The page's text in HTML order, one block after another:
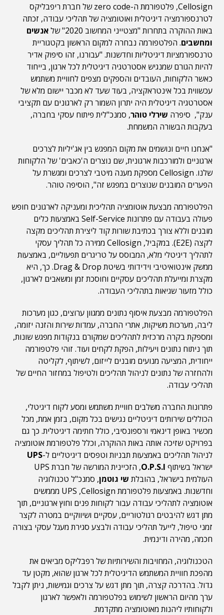
Cellosign, פלטפורמת ה-zero code של חברת ריפבליקס
לטרנספורמציה דיגיטלית ואוטומציה של תהליכי עבודה, זכתה
באות ההוקרה בתחרות "מצטייני המחשוב 2020" של
אנשים
ומחשבים. הפלטפורמה נבחרה למקום הראשון בקטגוריית
טרנספורמציות דיגיטליות וחדשנות. "עבורנו, זהו סיפוק אדיר
להיות הגורם שמנגיש אסטרטגיה דיגיטלית לכל ארגון, בייחוד
כאשר הלקוחות, העובדים והספקים מצפים לחוויית משתמש
עכשווית בכל אינטראקציה, בעוד שעד לא מכבר יישום מלא של
אסטרטגיה דיגיטלית היה יתרון השמור רק לארגונים עם תקציבי
ענק", סיפרה שירלי טוהר, סמנכ"לית פיתוח עסקי בחברה,
בעקבות הבשורה המשמחת.
"אנחנו חיים ונושמים את מקום המפגש בין אג'יליות לצרכים
ארגוניים ולמורכבות ארגונית, שם נוצרים ה'כאבים' של הלקוחות
שלנו. Cellosign מספקת מענה מיטבי לצרכים ומגשרת על
הפערים המובנים שנוצרים במפגש זה", הוסיפה טוהר.
הפלטפורמה מבצעת אוטומציה תהליכית ומעניקה לארגונים חופש
פעולה בעבודה עם פתרונות Self-Service באמצעות כלים
מובנים וללא צורך בכתיבת שורות קוד ליצירת תהליכים מקצה
לקצה (E2E). במקביל, Cellosign ממירה כל תהליך עסקי
לתהליך דיגיטלי מלא, המבוסס על טריגרים תפעוליים, באמצעות
ממשק אינטואיטיבי וידידותי בשיטת Drag & Drop. כך, היא
מקצרת ומייעלת תהליכים עסקיים וחוסכת זמן ומשאבים לארגון,
כולל מזעור שגיאות בתהליכי העבודה.
הפלטפורמה מבצעת איסוף נתונים ממגוון ערוצים, כגון מערכות
ליבה, מערכות משיקות, אתרי החברה, עמדות שירות והזנה יזומה,
ומספקת בקרה מרכזית לתהליכים שמקורם בנקודות מפגש שונות,
תוך ניתוח נתונים ויעילות, הפקת לקחים ועוד. זוהי פלטפורמה
ייחודית, המציעה מנועים מובנים לייזום, לשיתוף, לקליטה
ולהחזרה של נתונים לניהול תהליכים ולטיפול במחזור החיים של
תהליכי עבודה.
פתרונות החברה משלבים חוויית משתמש ומסע לקוח דיגיטלי,
הכוללים שירותים דיגיטליים נגישים בכל מקום, בזמן אמת, מכל
מכשיר באופן דינאמי ורספונסיבי, כולל חתימה דיגיטלית. כך גם
בפרויקט שזיכה אותה באות ההוקרה, וכלל פלטפורמת אוטומציה
לניהול תהליכים באמצעות תבניות וטפסים דיגיטליים ל-UPS
ישראל בשיתוף O.P.S.I
, הזכיינית המורשה של חברת UPS
העולמית בישראל, בהובלת שי גוטמן, סמנכ"ל טכנולוגיה
וחדשנות. באמצעות פלטפורמת UPS ,Cellosign מממשים
אוטומציה לתהליכי עבודה עבור לקוחות פנים וחוץ ארגוניים, תוך
מתן דגש להיבטים רגולטוריים, עסקיים ושיווקיים במטרה לקצר
זמני טיפול, לייעל תהליכי עבודה ולבצע סגירת מעגל עסקי בצורה
חכמה, מהירה ודינמית.
הטכנולוגיה, המחויבות והשירותיות של רפבליקס מביאים את
מהפכת חוויית המשתמש הדיגיטלית לכל ארגון שהוא, מקטן עד
גדול. בהדרכה קצרה, תוך מתן דגש על צרכים וגמישות, ניתן לקבל
ערך מהיום הראשון לשימוש בפלטפורמה ולאפשר לארגון
ולקוחותיו ליהנות מאוטומציה מתקדמת.